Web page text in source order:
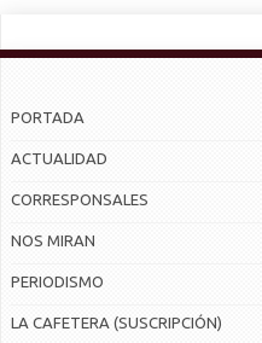
PORTADA
ACTUALIDAD
CORRESPONSALES
NOS MIRAN
PERIODISMO
LA CAFETERA (SUSCRIPCIÓN)